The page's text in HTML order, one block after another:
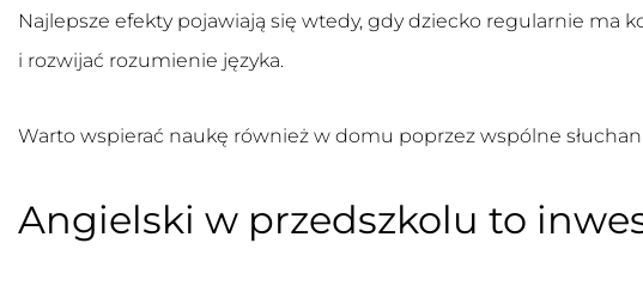
Najlepsze efekty pojawiają się wtedy, gdy dziecko regularnie ma
i rozwijać rozumienie języka.
Warto wspierać naukę również w domu poprzez wspólne
Angielski w przedszkolu to